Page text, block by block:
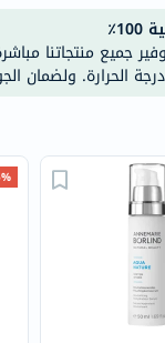
جميع منتجاتنا
الحرارة. ولضمان